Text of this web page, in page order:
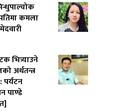
कमला
भित्र्याउने
अर्थतन्त्र
पाण्डे